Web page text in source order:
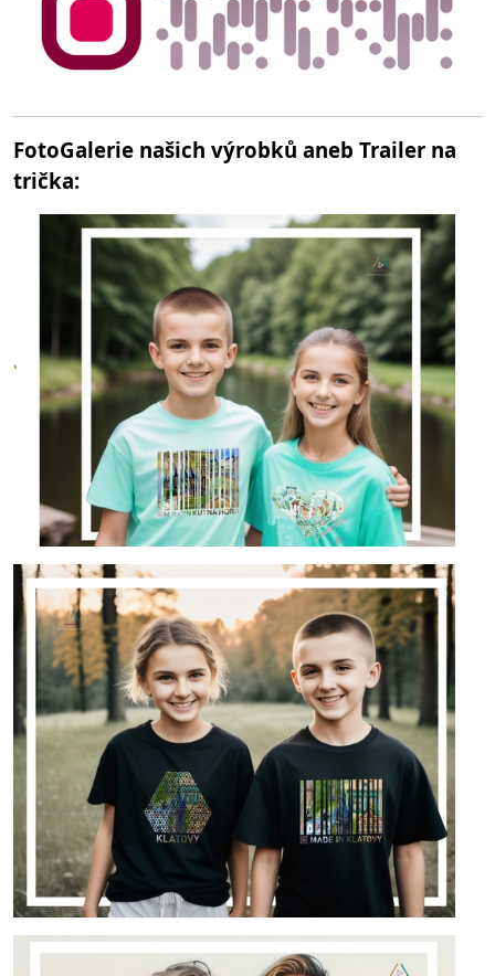
FotoGalerie našich výrobků aneb Trailer na
trička: